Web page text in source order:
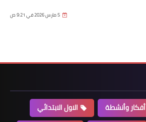
5 مارس 2026 في 9:21 ص
أفكار وأنشطة
الاول الابتدائي